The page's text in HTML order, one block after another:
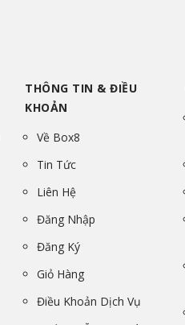
THÔNG TIN & ĐIỀU
KHOẢN
Về Box8
Tin Tức
Liên Hệ
Đăng Nhập
Đăng Ký
Giỏ Hàng
Điều Khoản Dịch Vụ